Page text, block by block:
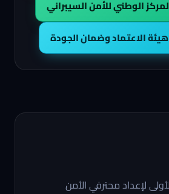
الوطني للأمن السيبراني
الاعتماد وضمان الجودة
لإعداد محترفي الأمن